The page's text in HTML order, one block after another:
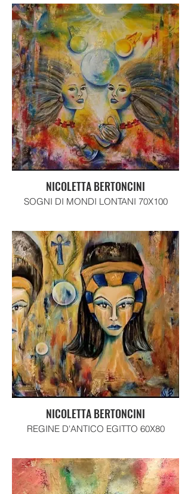
NICOLETTA BERTONCINI
SOGNI DI MONDI LONTANI 70X100
NICOLETTA BERTONCINI
REGINE D'ANTICO EGITTO 60X80